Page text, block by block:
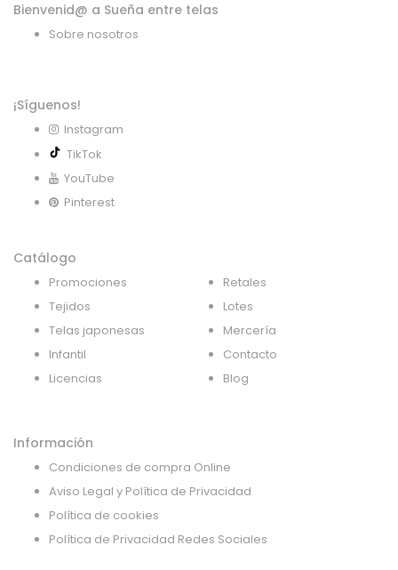
Bienvenid@ a Sueña entre telas
Sobre nosotros
¡Síguenos!
Instagram
TikTok
YouTube
Pinterest
Catálogo
Promociones
Tejidos
Telas japonesas
Infantil
Licencias
Retales
Lotes
Mercería
Contacto
Blog
Información
Condiciones de compra Online
Aviso Legal y Política de Privacidad
Política de cookies
Política de Privacidad Redes Sociales